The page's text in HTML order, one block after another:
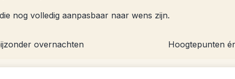
nog volledig aanpasbaar naar wens zijn.
overnachten Hoogtepunten